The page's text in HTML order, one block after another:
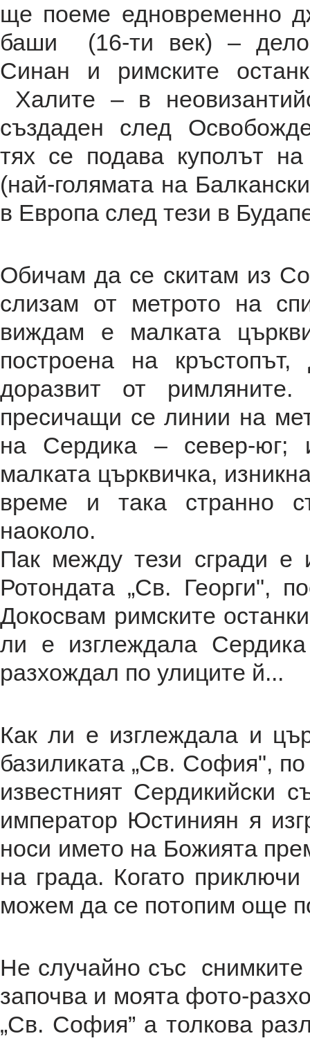
ще поеме едновременно
баши (16-ти век) – дело
Синан и римските
Халите – в
създаден след
тях се подава куполът на
(най-голямата на
в Европа след тези в
Обичам да се скитам из
слизам от метрото на
виждам е малката
построена на
доразвит от
пресичащи се линии на
на Сердика – север-юг;
малката църквичка,
време и така странно
наоколо.
Пак между тези сгради е
Ротондата „Св. Георги",
Докосвам римските
ли е изглеждала
разхождал по улиците й...
Как ли е изглеждала и
базиликата „Св. София",
известният Сердикийски
император Юстиниян я
носи името на Божията
на града. Когато
можем да се потопим още
Не случайно със снимките
започва и моята фото-
„Св. София” а толкова